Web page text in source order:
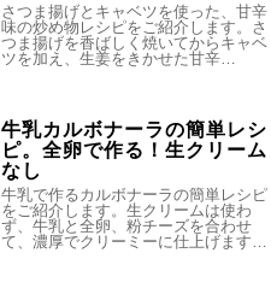
さつま揚げとキャベツを使った、甘辛
味の炒め物レシピをご紹介します。さ
つま揚げを香ばしく焼いてからキャベ
ツを加え、生姜をきかせた甘辛…
牛乳カルボナーラの簡単レシ
ピ。全卵で作る！生クリーム
なし
牛乳で作るカルボナーラの簡単レシピ
をご紹介します。生クリームは使わ
ず、牛乳と全卵、粉チーズを合わせ
て、濃厚でクリーミーに仕上げます…